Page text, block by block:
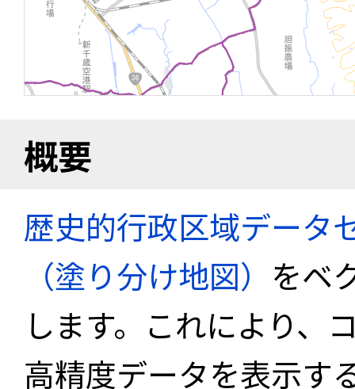
概要
歴史的行政区域データ
（塗り分け地図） をベ
します。これにより、
高精度データを表示す